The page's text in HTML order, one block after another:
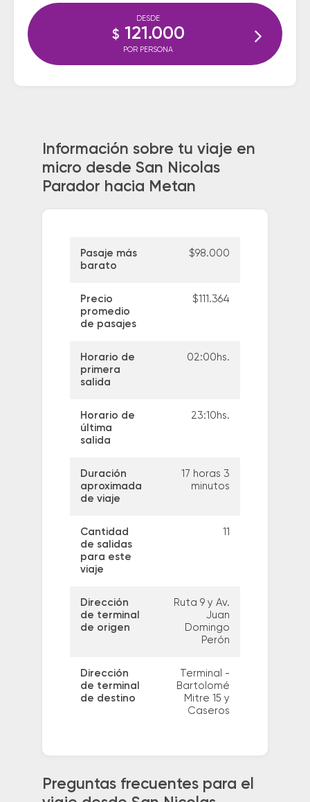
DESDE
$ 121.000
POR PERSONA
Información sobre tu viaje en
micro desde San Nicolas
Parador hacia Metan
Pasaje más
barato
$98.000
Precio
promedio
de pasajes
$111.364
Horario de
primera
salida
02:00hs.
Horario de
última
salida
23:10hs.
Duración
aproximada
de viaje
17 horas 3
minutos
Cantidad
de salidas
para este
viaje
11
Dirección
de terminal
de origen
Ruta 9 y Av.
Juan
Domingo
Perón
Dirección
de terminal
de destino
Terminal -
Bartolomé
Mitre 15 y
Caseros
Preguntas frecuentes para el